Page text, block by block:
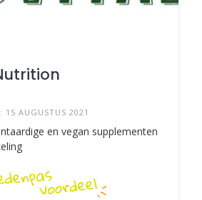
15 AUGUSTUS 2021
en vegan supplementen